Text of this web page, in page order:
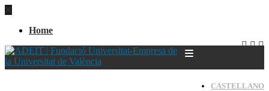
Home
CASTELLANO